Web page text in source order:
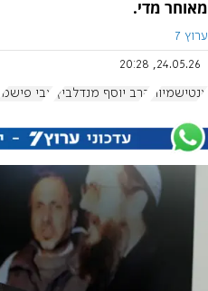
מאוחר מדי.
ערוץ 7
24.05.26, 20:28
אנטישמיות הרב יוסף מנדלביץ' צבי פישמן